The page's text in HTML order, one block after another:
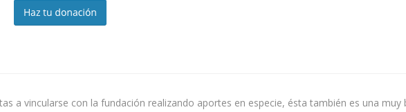
a vincularse con la fundación realizando aportes en especie, ésta también es una